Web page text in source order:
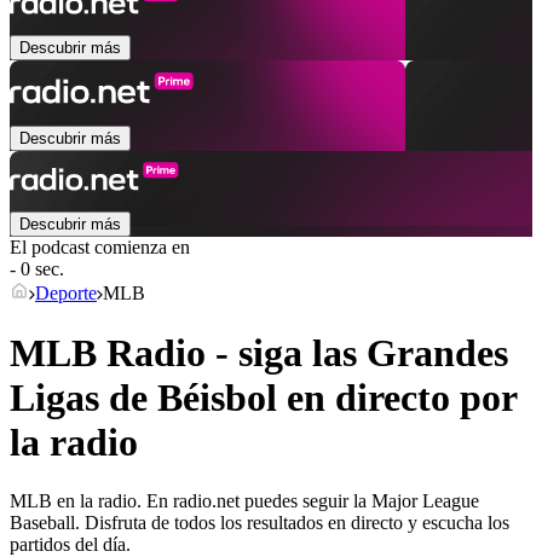
Descubrir más
Descubrir más
Descubrir más
El podcast comienza en
- 0 sec.
Deporte MLB
MLB Radio - siga las Grandes
Ligas de Béisbol en directo por
la radio
MLB en la radio. En radio.net puedes seguir la Major League
Baseball. Disfruta de todos los resultados en directo y escucha los
partidos del día.